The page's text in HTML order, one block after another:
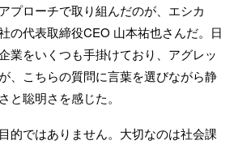
プローチで取り組んだのが、エシカ
の代表取締役CEO 山本祐也さんだ。日
業をいくつも手掛けており、アグレッ
、こちらの質問に言葉を選びながら静
と聡明さを感じた。
的ではありません。大切なのは社会課